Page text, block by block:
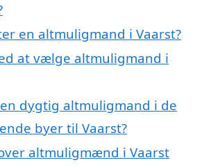
en altmuligmand i Vaarst?
at vælge altmuligmand i
dygtig altmuligmand i de
byer til Vaarst?
altmuligmænd i Vaarst